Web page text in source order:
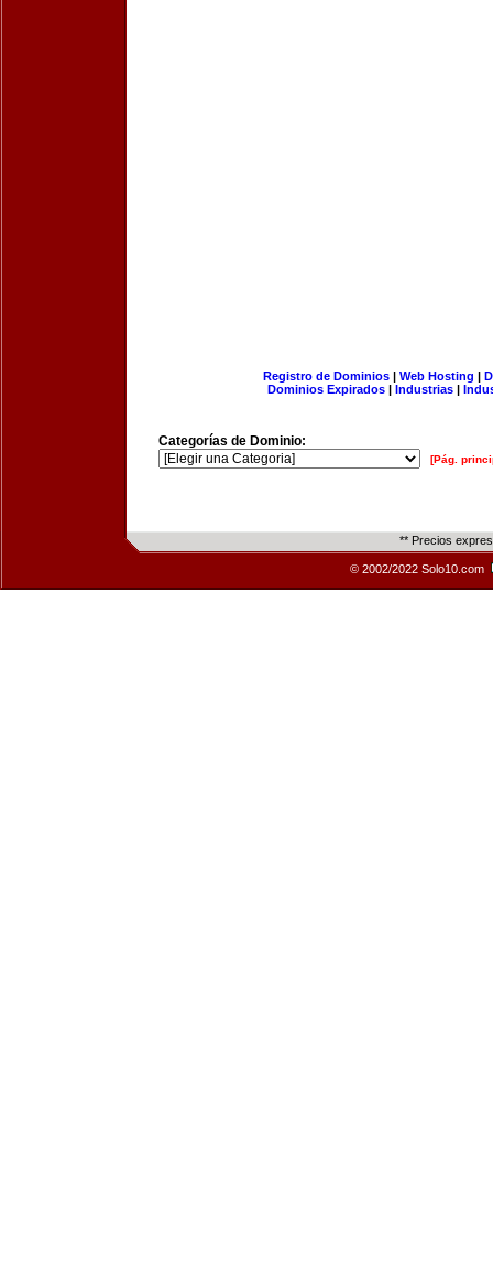
Registro de Dominios| Web Hosting |
Dominios Expirados | Industrias |
Categorías de Dominio:
[Pág.
** Precios
© 2002/2022 Solo10.com